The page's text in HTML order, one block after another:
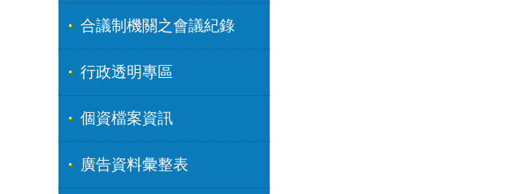
合議制機關之會議紀錄
行政透明專區
個資檔案資訊
廣告資料彙整表